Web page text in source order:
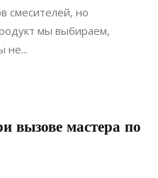
смесителей, но
мы выбираем,
не...
вызове мастера по